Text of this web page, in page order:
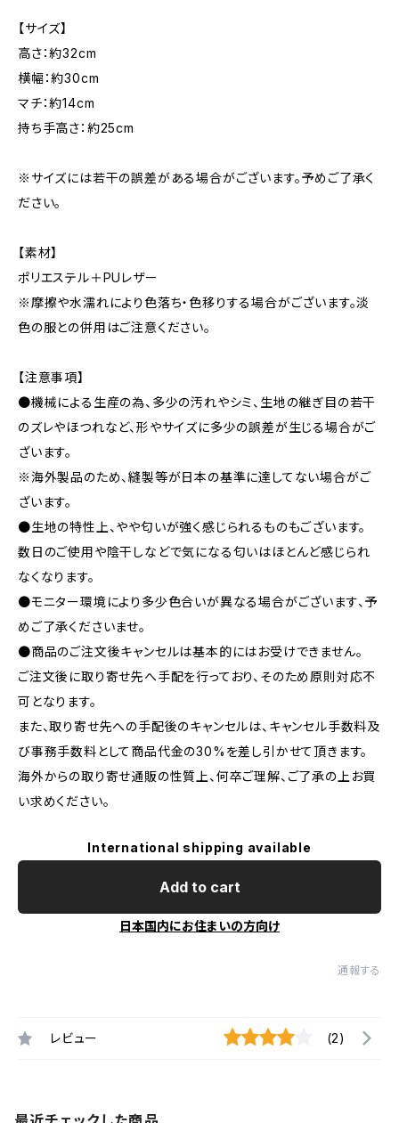
【サイズ】
高さ：約32cm
横幅：約30cm
マチ：約14cm
持ち手高さ：約25cm
※サイズには若干の誤差がある場合がございます。予めご了承く
ださい。
【素材】
ポリエステル＋PUレザー
※摩擦や水濡れにより色落ち・色移りする場合がございます。淡
色の服との併用はご注意ください。
【注意事項】
●機械による生産の為、多少の汚れやシミ、生地の継ぎ目の若干
のズレやほつれなど、形やサイズに多少の誤差が生じる場合がご
ざいます。
※海外製品のため、縫製等が日本の基準に達してない場合がご
ざいます。
●生地の特性上、やや匂いが強く感じられるものもございます。
数日のご使用や陰干しなどで気になる匂いはほとんど感じられ
なくなります。
●モニター環境により多少色合いが異なる場合がございます、予
めご了承くださいませ。
●商品のご注文後キャンセルは基本的にはお受けできません。
ご注文後に取り寄せ先へ手配を行っており、そのため原則対応不
可となります。
また、取り寄せ先への手配後のキャンセルは、キャンセル手数料及
び事務手数料として商品代金の30%を差し引かせて頂きます。
海外からの取り寄せ通販の性質上、何卒ご理解、ご了承の上お買
い求めください。
International shipping available
Add to cart
日本国内にお住まいの方向け
通報する
レビュー (2)